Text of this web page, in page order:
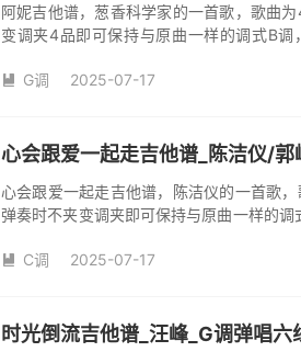
阿妮吉他谱，葱香科学家的一首歌，歌曲
变调夹4品即可保持与原曲一样的调式B
 G调 2025-07-17
心会跟爱一起走吉他谱_陈洁仪/
心会跟爱一起走吉他谱，陈洁仪的一首歌
弹奏时不夹变调夹即可保持与原曲一样的
本吉他谱是根据陈洁仪、郭峰演唱的《心
 C调 2025-07-17
时光倒流吉他谱_汪峰_G调弹唱六